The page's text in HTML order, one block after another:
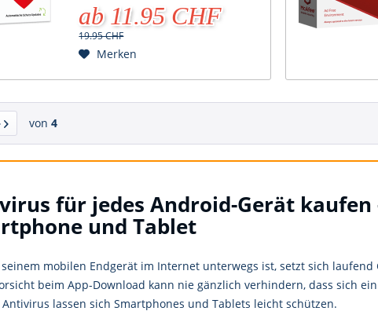
ab 11.95 CHF
19.95 CHF
Merken
von 4
für jedes Android-Gerät kaufen
und Tablet
mobilen Endgerät im Internet unterwegs ist, setzt sich
beim App-Download kann nie gänzlich verhindern, dass sich
lassen sich Smartphones und Tablets leicht schützen.